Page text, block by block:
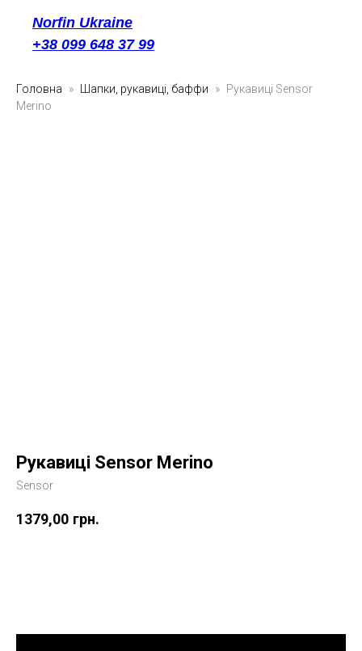
Norfin Ukraine
+38 099 648 37 99
Головна Шапки, рукавиці, баффи
Рукавиці Sensor
Merino
Рукавиці Sensor Merino
Sensor
1379,00 грн.